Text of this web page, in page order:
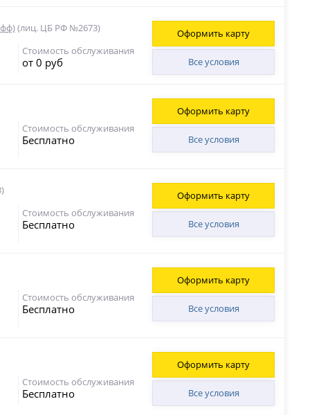
(лиц. ЦБ РФ №2673)
Стоимость обслуживания
от 0 руб Все условия
Оформить карту
Стоимость обслуживания
Бесплатно Все условия
Оформить карту
Стоимость обслуживания
Бесплатно Все условия
Оформить карту
Стоимость обслуживания
Бесплатно Все условия
Оформить карту
Стоимость обслуживания
Бесплатно Все условия
Оформить карту